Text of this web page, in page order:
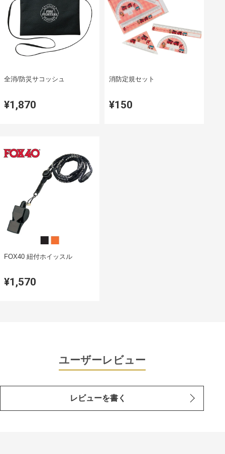
全消/防災サコッシュ
¥1,870
消防定規セット
¥150
FOX40 紐付ホイッスル
¥1,570
ユーザーレビュー
レビューを書く